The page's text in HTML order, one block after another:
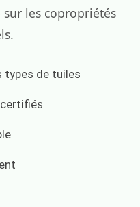
les copropriétés
types de tuiles